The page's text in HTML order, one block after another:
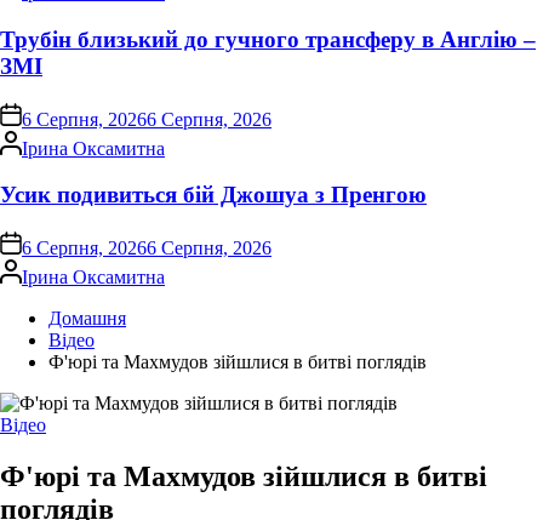
Трубін близький до гучного трансферу в Англію –
ЗМІ
on6 Серпня, 20266 Серпня, 2026
Опубліковано
Ірина Оксамитна
Усик подивиться бій Джошуа з Пренгою
on6 Серпня, 20266 Серпня, 2026
Опубліковано
Ірина Оксамитна
Домашня
Відео
Ф'юрі та Махмудов зійшлися в битві поглядів
Опублікувати
Відео
Ф'юрі та Махмудов зійшлися в битві
поглядів